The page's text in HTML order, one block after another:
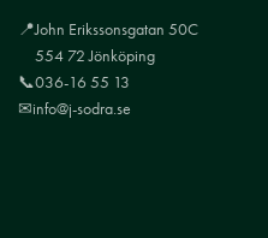
📍John Erikssonsgatan 50C
554 72 Jönköping
📞036-16 55 13
✉info@j-sodra.se